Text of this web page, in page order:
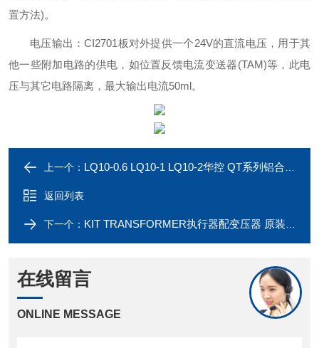
置方法)。
电压输出：CI2701板对外提供一个24V的直流电压，用于其
他一些附加电路的供电，如位置反馈电流变送器(TAM)等，此电
压与其它电路隔离，最大输出电流50ml。
上一个： LQ10-0.6 LQ10-1 LQ10-2华控 QT系列铝合金电动蝶阀执行器
返回列表
下一个： KIT TRANSFORMER执行器配变压器 原装电位器配件
在线留言
ONLINE MESSAGE